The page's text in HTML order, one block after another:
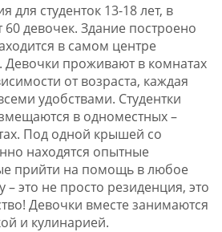
для студенток 13-18 лет, в
девочек. Здание построено
в самом центре
Девочки проживают в комнатах
от возраста, каждая
удобствами. Студентки
в одноместных –
Под одной крышей со
находятся опытные
прийти на помощь в любое
– это не просто резиденция, это
Девочки вместе занимаются
и кулинарией.